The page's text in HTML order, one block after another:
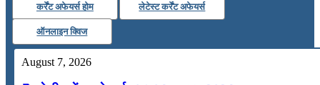
कर्रेंट अफेयर्स होम लेटेस्ट कर्रेंट अफेयर्स
ऑनलाइन क्विज
August 7, 2026